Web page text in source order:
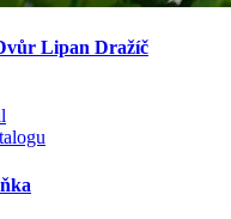
Lipan Dražíč